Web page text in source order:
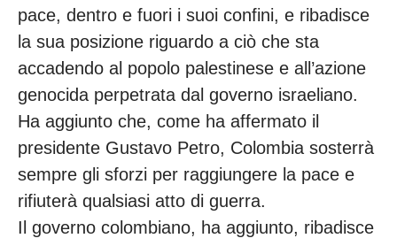
pace, dentro e fuori i suoi confini, e ribadisce
la sua posizione riguardo a ciò che sta
accadendo al popolo palestinese e all’azione
genocida perpetrata dal governo israeliano.
Ha aggiunto che, come ha affermato il
presidente Gustavo Petro, Colombia sosterrà
sempre gli sforzi per raggiungere la pace e
rifiuterà qualsiasi atto di guerra.
Il governo colombiano, ha aggiunto, ribadisce